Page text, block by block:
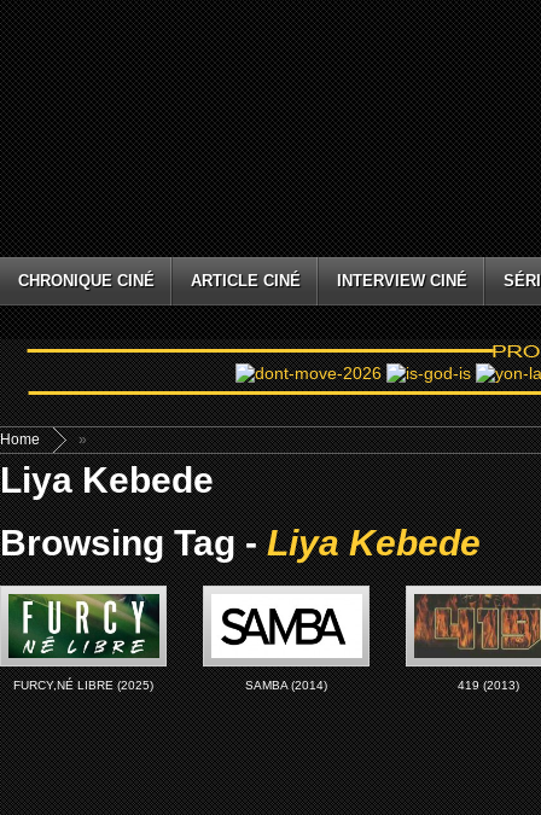
CHRONIQUE CINÉ ARTICLE CINÉ INTERVIEW CINÉ
Home »
Liya Kebede
Browsing Tag -Liya Kebede
FURCY,NÉ LIBRE (2025) SAMBA (2014) 419 (2013)